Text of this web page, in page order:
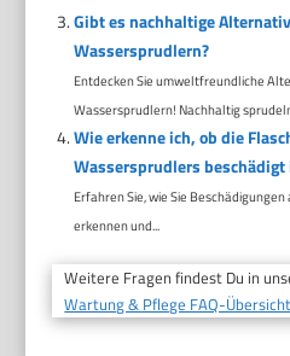
Gibt es nachhaltige
Wassersprudlern?
Entdecken Sie umweltfreundliche
Wassersprudlern! Nachhaltig
Wie erkenne ich, ob die
Wassersprudlers beschädigt
Erfahren Sie, wie Sie
erkennen und...
Weitere Fragen findest Du in
Wartung & Pflege FAQ-